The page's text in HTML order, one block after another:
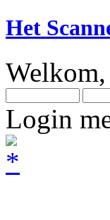
Het
Welkom,
Login